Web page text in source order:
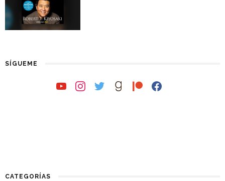
SÍGUEME
youtubeinstagramtwittergoodreads
patreonfacebook
CATEGORÍAS